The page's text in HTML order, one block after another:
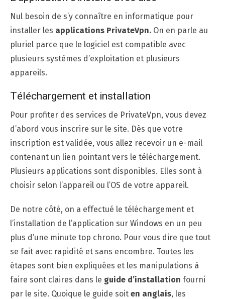
Nul besoin de s’y connaître en informatique pour
installer les applications PrivateVpn. On en parle au
pluriel parce que le logiciel est compatible avec
plusieurs systèmes d’exploitation et plusieurs
appareils.
Téléchargement et installation
Pour profiter des services de PrivateVpn, vous devez
d’abord vous inscrire sur le site. Dès que votre
inscription est validée, vous allez recevoir un e-mail
contenant un lien pointant vers le téléchargement.
Plusieurs applications sont disponibles. Elles sont à
choisir selon l’appareil ou l’OS de votre appareil.
De notre côté, on a effectué le téléchargement et
l’installation de l’application sur Windows en un peu
plus d’une minute top chrono. Pour vous dire que tout
se fait avec rapidité et sans encombre. Toutes les
étapes sont bien expliquées et les manipulations à
faire sont claires dans le guide d’installation fourni
par le site. Quoique le guide soit en anglais, les